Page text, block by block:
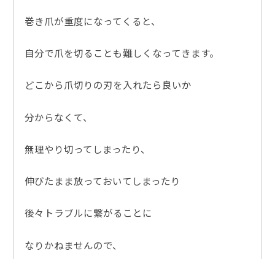
巻き爪が重度になってくると、
自分で爪を切ることも難しくなってきます。
どこから爪切りの刃を入れたら良いか
分からなくて、
無理やり切ってしまったり、
伸びたまま放っておいてしまったり
後々トラブルに繋がることに
なりかねませんので、